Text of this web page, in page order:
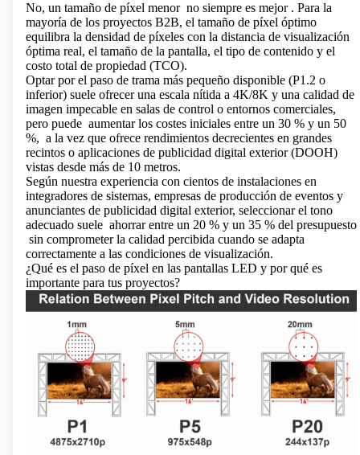
No, un tamaño de píxel menor no siempre es mejor . Para la
mayoría de los proyectos B2B, el tamaño de píxel óptimo
equilibra la densidad de píxeles con la distancia de visualización
óptima real, el tamaño de la pantalla, el tipo de contenido y el
costo total de propiedad (TCO).
Optar por el paso de trama más pequeño disponible (P1.2 o
inferior) suele ofrecer una escala nítida a 4K/8K y una calidad de
imagen impecable en salas de control o entornos comerciales,
pero puede aumentar los costes iniciales entre un 30 % y un 50
%, a la vez que ofrece rendimientos decrecientes en grandes
recintos o aplicaciones de publicidad digital exterior (DOOH)
vistas desde más de 10 metros.
Según nuestra experiencia con cientos de instalaciones en
integradores de sistemas, empresas de producción de eventos y
anunciantes de publicidad digital exterior, seleccionar el tono
adecuado suele ahorrar entre un 20 % y un 35 % del presupuesto
sin comprometer la calidad percibida cuando se adapta
correctamente a las condiciones de visualización.
¿Qué es el paso de píxel en las pantallas LED y por qué es
importante para tus proyectos?